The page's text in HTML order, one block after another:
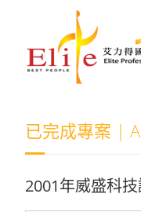
已完成專案 |
2001年威盛科